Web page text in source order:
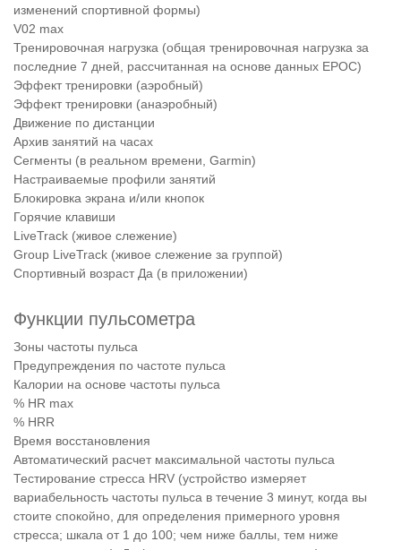
изменений спортивной формы)
V02 max
Тренировочная нагрузка (общая тренировочная нагрузка за
последние 7 дней, рассчитанная на основе данных EPOC)
Эффект тренировки (аэробный)
Эффект тренировки (анаэробный)
Движение по дистанции
Архив занятий на часах
Сегменты (в реальном времени, Garmin)
Настраиваемые профили занятий
Блокировка экрана и/или кнопок
Горячие клавиши
LiveTrack (живое слежение)
Group LiveTrack (живое слежение за группой)
Спортивный возраст Да (в приложении)
Функции пульсометра
Зоны частоты пульса
Предупреждения по частоте пульса
Калории на основе частоты пульса
% HR max
% HRR
Время восстановления
Автоматический расчет максимальной частоты пульса
Тестирование стресса HRV (устройство измеряет
вариабельность частоты пульса в течение 3 минут, когда вы
стоите спокойно, для определения примерного уровня
стресса; шкала от 1 до 100; чем ниже баллы, тем ниже